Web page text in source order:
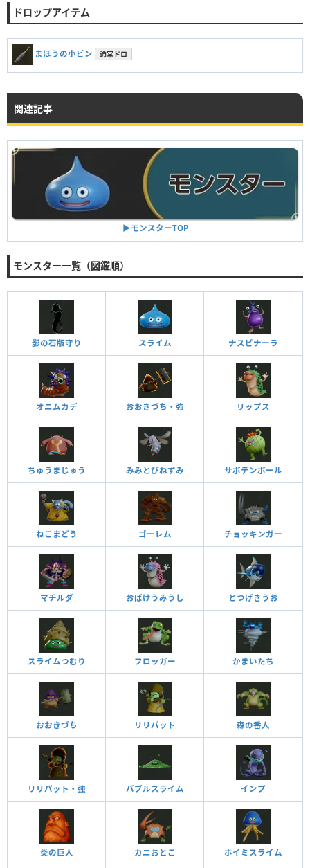
ドロップアイテム
まほうの小ビン 通常ドロ
関連記事
▶︎モンスターTOP
モンスター一覧（図鑑順）
影の石版守り スライム ナスビナーラ
オニムカデ おおきづち・強 リップス
ちゅうまじゅう みみとびねずみ サボテンボール
ねこまどう ゴーレム チョッキンガー
マチルダ おばけうみうし とつげきうお
スライムつむり フロッガー かまいたち
おおきづち リリパット 森の番人
リリパット・強 バブルスライム インプ
炎の巨人 カニおとこ ホイミスライム